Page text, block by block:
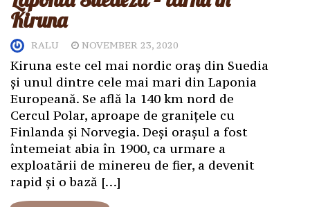
Kiruna
RALU NOVEMBER 23, 2020
Kiruna este cel mai nordic oraș din Suedia
și unul dintre cele mai mari din Laponia
Europeană. Se află la 140 km nord de
Cercul Polar, aproape de granițele cu
Finlanda și Norvegia. Deși orașul a fost
întemeiat abia în 1900, ca urmare a
exploatării de minereu de fier, a devenit
rapid și o bază […]